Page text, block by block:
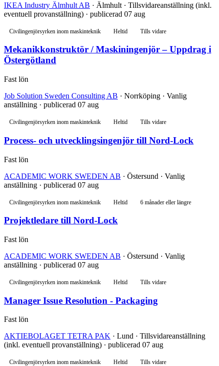
IKEA Industry Älmhult AB · Älmhult · Tillsvidareanställning (inkl.
eventuell provanställning) · publicerad 07 aug
Civilingenjörsyrken inom maskinteknik Heltid Tills vidare
Mekanikkonstruktör / Maskiningenjör – Uppdrag i
Östergötland
Fast lön
Job Solution Sweden Consulting AB · Norrköping · Vanlig
anställning · publicerad 07 aug
Civilingenjörsyrken inom maskinteknik Heltid Tills vidare
Process- och utvecklingsingenjör till Nord-Lock
Fast lön
ACADEMIC WORK SWEDEN AB · Östersund · Vanlig
anställning · publicerad 07 aug
Civilingenjörsyrken inom maskinteknik Heltid 6 månader eller längre
Projektledare till Nord-Lock
Fast lön
ACADEMIC WORK SWEDEN AB · Östersund · Vanlig
anställning · publicerad 07 aug
Civilingenjörsyrken inom maskinteknik Heltid Tills vidare
Manager Issue Resolution - Packaging
Fast lön
AKTIEBOLAGET TETRA PAK · Lund · Tillsvidareanställning
(inkl. eventuell provanställning) · publicerad 07 aug
Civilingenjörsyrken inom maskinteknik Heltid Tills vidare